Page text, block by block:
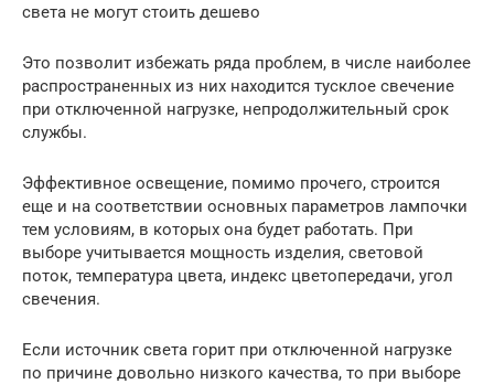
света не могут стоить дешево
Это позволит избежать ряда проблем, в числе наиболее
распространенных из них находится тусклое свечение
при отключенной нагрузке, непродолжительный срок
службы.
Эффективное освещение, помимо прочего, строится
еще и на соответствии основных параметров лампочки
тем условиям, в которых она будет работать. При
выборе учитывается мощность изделия, световой
поток, температура цвета, индекс цветопередачи, угол
свечения.
Если источник света горит при отключенной нагрузке
по причине довольно низкого качества, то при выборе